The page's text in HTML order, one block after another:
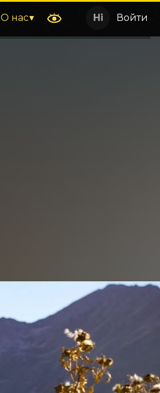
О нас Войти